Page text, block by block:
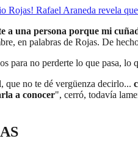
Rojas! Rafael Araneda revela
a una persona porque mi
en palabras de Rojas. De
para no perderte lo que pasa, lo
que no te dé vergüenza decirlo...
a conocer", cerró, todavía